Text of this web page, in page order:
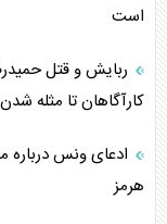
است
ربایش و قتل
کارآگاهان تا مثله
ادعای ونس درباره
هرمز